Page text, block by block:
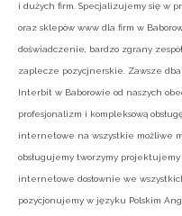
i dużych firm. Specjalizujemy się w
oraz sklepów www dla firm w
doświadczenie, bardzo zgrany
zaplecze pozycjnerskie. Zawsze
Interbit w Baborowie od naszych
profesjonalizm i kompleksową
internetowe na wszystkie możliwe
obsługujemy tworzymy
internetowe dosłownie we
pozycjonujemy w języku Polskim